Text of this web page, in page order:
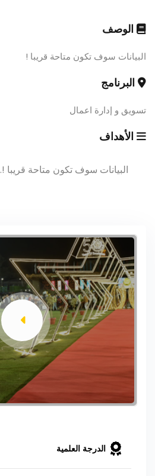
الوصف
البيانات سوف تكون متاحة قريبا !
البرنامج
تسويق و إدارة اعمال
الأهداف
البيانات سوف تكون متاحة قريبا !.
الدرجة العلمية